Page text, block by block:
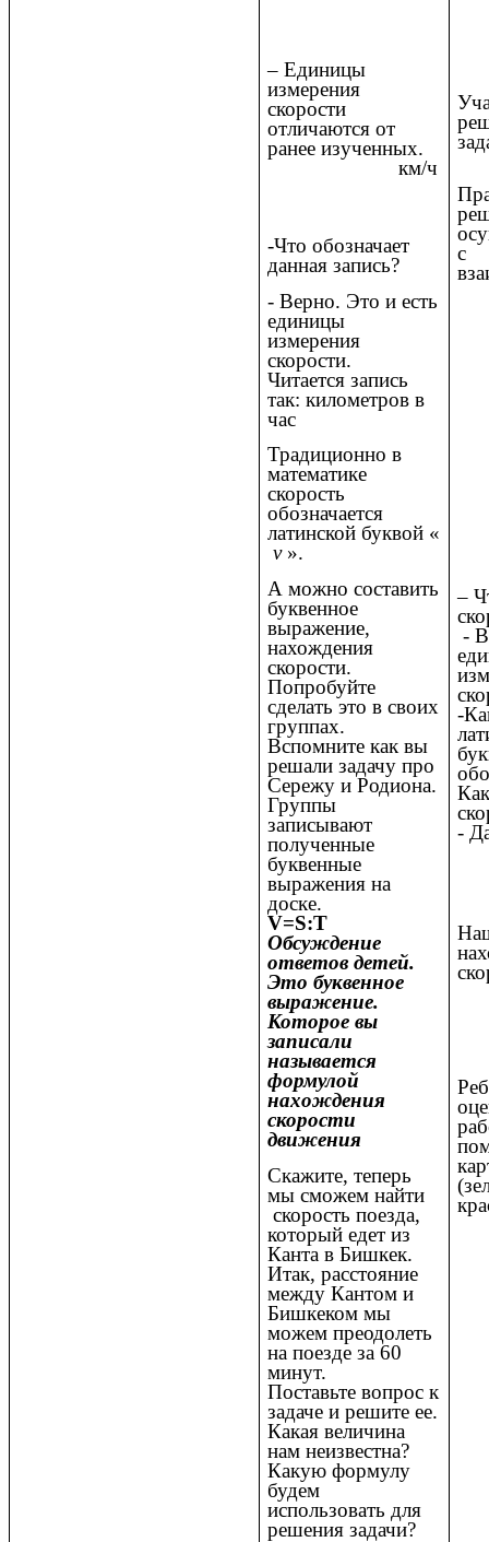
– Единицы
измерения
скорости
отличаются от
ранее изученных.
км/ч
-Что обозначает
данная запись?
- Верно. Это и есть
единицы
измерения
скорости.
Читается запись
так: километров в
час
Традиционно в
математике
скорость
обозначается
латинской буквой «
v ».
А можно составить
буквенное
выражение,
нахождения
скорости.
Попробуйте
сделать это в своих
группах.
Вспомните как вы
решали задачу про
Сережу и Родиона.
Группы
записывают
полученные
буквенные
выражения на
доске.
V=S:T
Обсуждение
ответов детей.
Это буквенное
выражение.
Которое вы
записали
называется
формулой
нахождения
скорости
движения
Скажите, теперь
мы сможем найти
скорость поезда,
который едет из
Канта в Бишкек.
Итак, расстояние
между Кантом и
Бишкеком мы
можем преодолеть
на поезде за 60
минут.
Поставьте вопрос к
задаче и решите ее.
Какая величина
нам неизвестна?
Какую формулу
будем
использовать для
решения задачи?
с
–
-
-
-